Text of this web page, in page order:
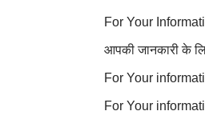
For Your
आपकी जानकारी के
For Your
For Your